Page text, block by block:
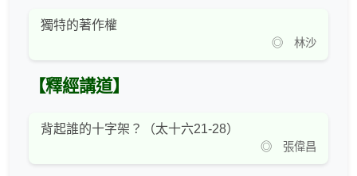
獨特的著作權
◎ 林沙
【釋經講道】
背起誰的十字架？（太十六21-28）
◎ 張偉昌